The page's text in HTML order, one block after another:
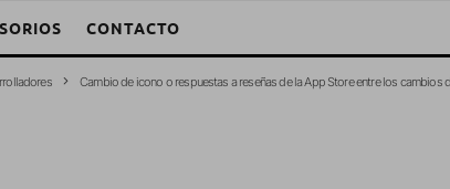
CONTACTO
Cambio de icono o respuestas a reseñas de la App Store entre los cambios